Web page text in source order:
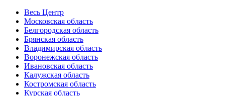
Весь Центр
Московская область
Белгородская область
Брянская область
Владимирская область
Воронежская область
Ивановская область
Калужская область
Костромская область
Курская область